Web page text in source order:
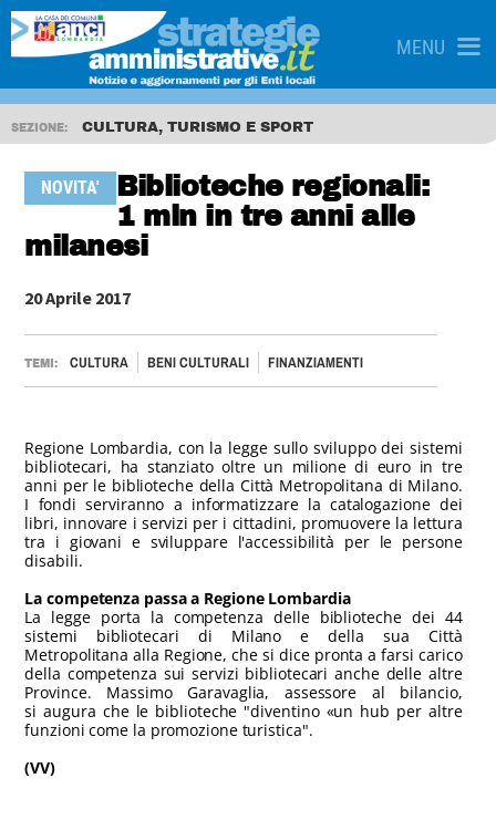
MENU
SEZIONE: CULTURA, TURISMO E SPORT
NOVITA'
Biblioteche regionali:
1 mln in tre anni alle
milanesi
20 Aprile 2017
TEMI: CULTURA BENI CULTURALI FINANZIAMENTI
Regione Lombardia, con la legge sullo sviluppo dei sistemi
bibliotecari, ha stanziato oltre un milione di euro in tre
anni per le biblioteche della Città Metropolitana di Milano.
I fondi serviranno a informatizzare la catalogazione dei
libri, innovare i servizi per i cittadini, promuovere la lettura
tra i giovani e sviluppare l'accessibilità per le persone
disabili.
La competenza passa a Regione Lombardia
La legge porta la competenza delle biblioteche dei 44
sistemi bibliotecari di Milano e della sua Città
Metropolitana alla Regione, che si dice pronta a farsi carico
della competenza sui servizi bibliotecari anche delle altre
Province. Massimo Garavaglia, assessore al bilancio,
si augura che le biblioteche "diventino «un hub per altre
funzioni come la promozione turistica".
(VV)